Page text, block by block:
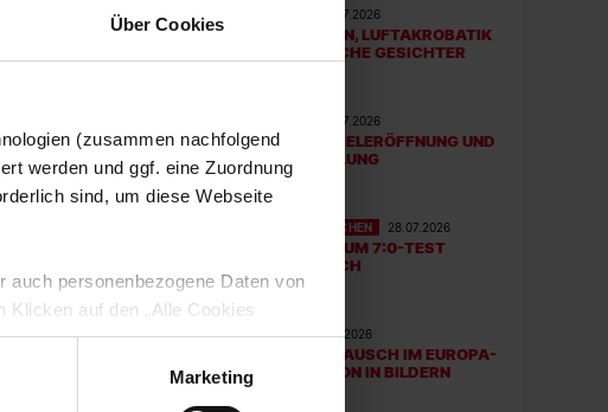
Über Cookies
(zusammen nachfolgend
werden und ggf. eine Zuordnung
sind, um diese Webseite
auch personenbezogene Daten von
auf den „Alle Cookies
Verarbeitung Ihrer
TDDDG, Art. 6 Abs. 1 lit. a DSGVO
Marketing
30.07.2026
SPIELFORMEN, LUFTAKROBATIK
UND FRÖHLICHE GESICHTER
29.07.2026
SPRINTS, SPIELERÖFFNUNG UND
EINE ABKÜHLUNG
FRAUEN & MÄDCHEN 28.07.2026
DIE BILDER ZUM 7:0-TEST
GEGEN ZÜRICH
VEREIN 28.07.2026
DER RASENTAUSCH IM EUROPA-
PARK STADION IN BILDERN